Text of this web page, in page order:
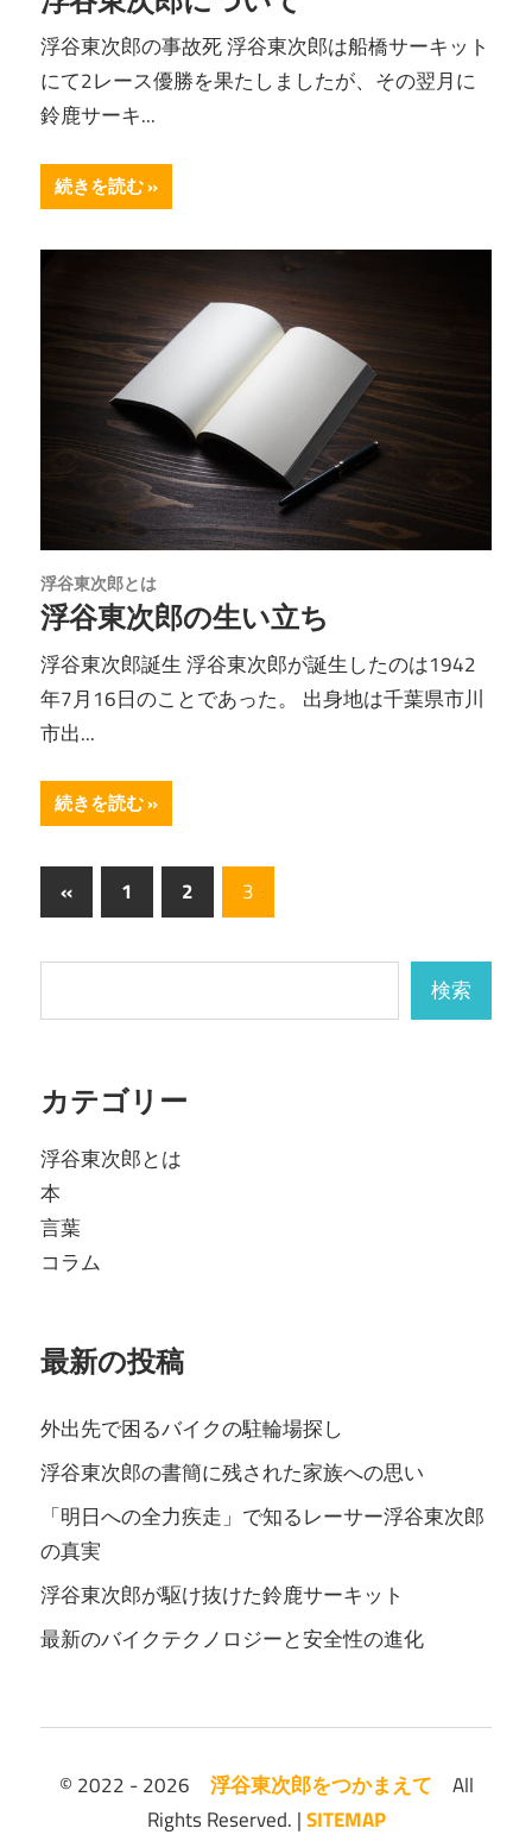
浮谷東次郎の事故死 浮谷東次郎は船橋サーキット
にて2レース優勝を果たしましたが、その翌月に
鈴鹿サーキ...
続きを読む
浮谷東次郎とは
浮谷東次郎の生い立ち
浮谷東次郎誕生 浮谷東次郎が誕生したのは1942
年7月16日のことであった。 出身地は千葉県市川
市出...
続きを読む
投
稿
ビ
ー
シ
ョ
ン
«前
の
記
1 2 3
検索
カテゴリー
浮谷東次郎とは
本
言葉
コラム
最新の投稿
外出先で困るバイクの駐輪場探し
浮谷東次郎の書簡に残された家族への思い
「明日への全力疾走」で知るレーサー浮谷東次郎
の真実
浮谷東次郎が駆け抜けた鈴鹿サーキット
最新のバイクテクノロジーと安全性の進化
© 2022 - 2026 浮谷東次郎をつかまえて All
Rights Reserved. |SITEMAP